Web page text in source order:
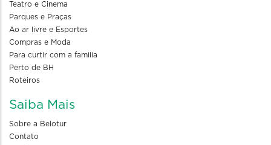
Teatro e Cinema
Parques e Praças
Ao ar livre e Esportes
Compras e Moda
Para curtir com a familia
Perto de BH
Roteiros
Saiba Mais
Sobre a Belotur
Contato